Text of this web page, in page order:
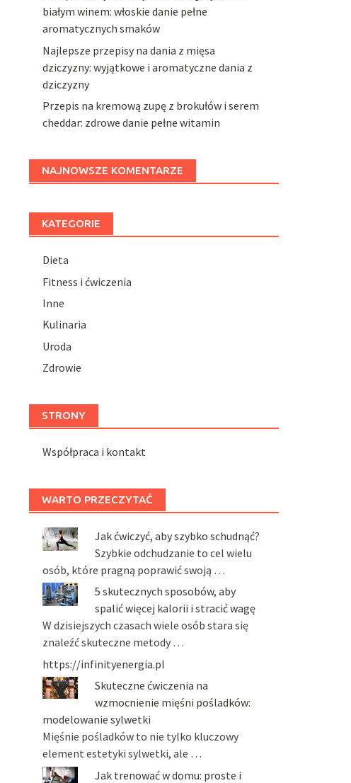
białym winem: włoskie danie pełne
aromatycznych smaków
Najlepsze przepisy na dania z mięsa
dziczyzny: wyjątkowe i aromatyczne dania z
dziczyzny
Przepis na kremową zupę z brokułów i serem
cheddar: zdrowe danie pełne witamin
NAJNOWSZE KOMENTARZE
KATEGORIE
Dieta
Fitness i ćwiczenia
Inne
Kulinaria
Uroda
Zdrowie
STRONY
Współpraca i kontakt
WARTO PRZECZYTAĆ
Jak ćwiczyć, aby szybko schudnąć?
Szybkie odchudzanie to cel wielu
osób, które pragną poprawić swoją …
5 skutecznych sposobów, aby
spalić więcej kalorii i stracić wagę
W dzisiejszych czasach wiele osób stara się
znaleźć skuteczne metody …
https://infinityenergia.pl
Skuteczne ćwiczenia na
wzmocnienie mięśni pośladków:
modelowanie sylwetki
Mięśnie pośladków to nie tylko kluczowy
element estetyki sylwetki, ale …
Jak trenować w domu: proste i